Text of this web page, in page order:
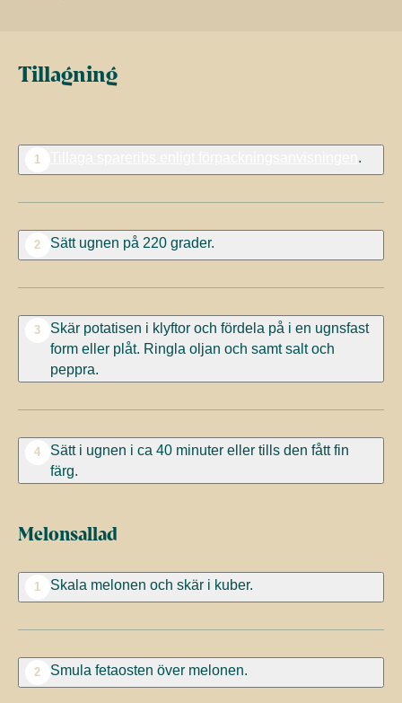
Tillagning
1 .
2 Sätt ugnen på 220 grader.
3
Skär potatisen i klyftor och fördela på i en ugnsfast
form eller plåt. Ringla oljan och samt salt och
peppra.
4
Sätt i ugnen i ca 40 minuter eller tills den fått fin
färg.
Melonsallad
1 Skala melonen och skär i kuber.
2 Smula fetaosten över melonen.